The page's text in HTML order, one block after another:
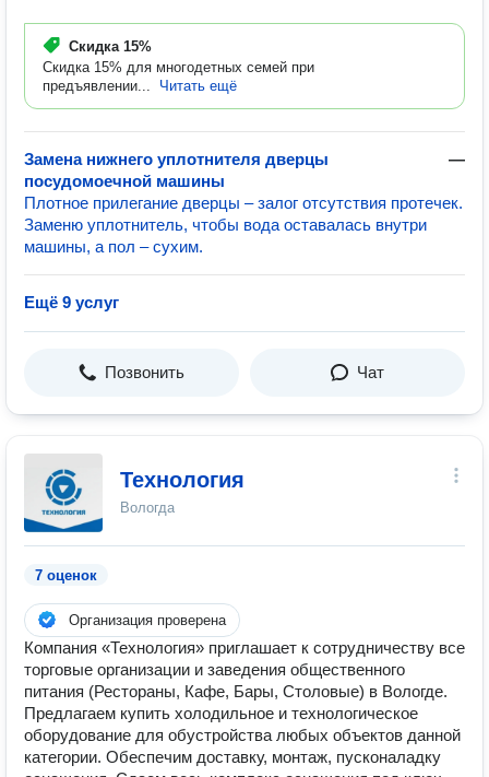
Скидка 15%
Скидка 15% для многодетных семей при
предъявлении...
Читать ещё
Замена нижнего уплотнителя дверцы
посудомоечной машины
—
Плотное прилегание дверцы – залог отсутствия протечек.
Заменю уплотнитель, чтобы вода оставалась внутри
машины, а пол – сухим.
Ещё 9 услуг
Позвонить Чат
Технология
Вологда
7 оценок
Организация проверена
Компания «Технология» приглашает к сотрудничеству все
торговые организации и заведения общественного
питания (Рестораны, Кафе, Бары, Столовые) в Вологде.
Предлагаем купить холодильное и технологическое
оборудование для обустройства любых объектов данной
категории. Обеспечим доставку, монтаж, пусконаладку